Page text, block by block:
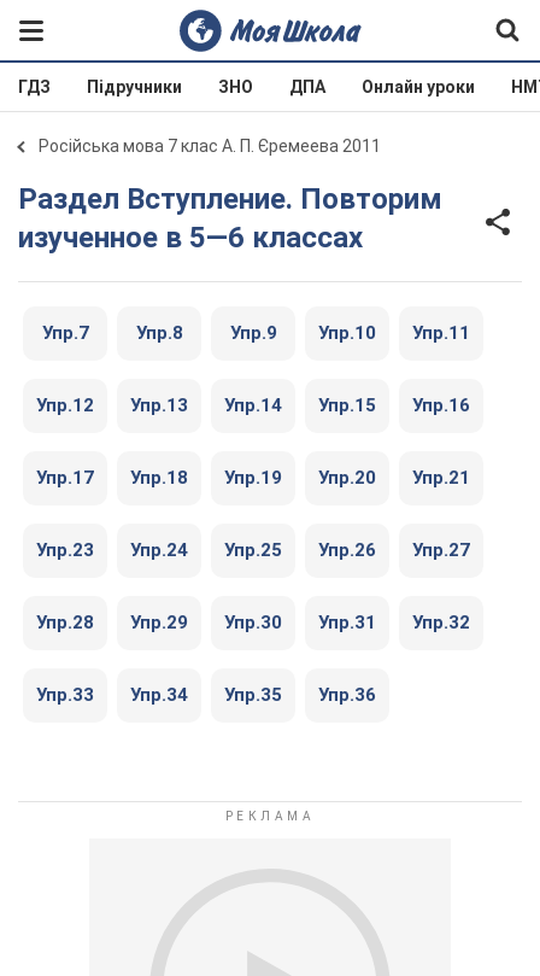
ГДЗ Підручники ЗНО ДПА Онлайн уроки
Російська мова 7 клас А. П. Єремеева 2011
Раздел Вступление. Повторим
изученное в 5—6 классах
Упр.7 Упр.8 Упр.9 Упр.10 Упр.11
Упр.12 Упр.13 Упр.14 Упр.15 Упр.16
Упр.17 Упр.18 Упр.19 Упр.20 Упр.21
Упр.23 Упр.24 Упр.25 Упр.26 Упр.27
Упр.28 Упр.29 Упр.30 Упр.31 Упр.32
Упр.33 Упр.34 Упр.35 Упр.36